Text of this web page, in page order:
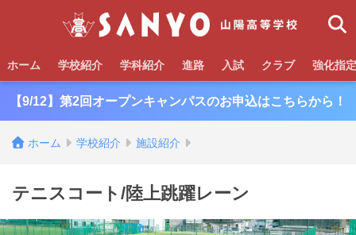
ホーム 学校紹介 学科紹介 進路 入試 クラブ 強化指
【9/12】第2回オープンキャンパスのお申込はこちらから！
ホーム 学校紹介 施設紹介
テニスコート/陸上跳躍レーン